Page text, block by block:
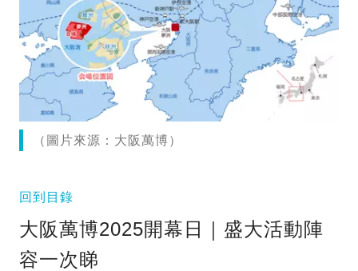
（圖片來源：大阪萬博）
回到目錄
大阪萬博2025開幕日｜盛大活動陣
容一次睇